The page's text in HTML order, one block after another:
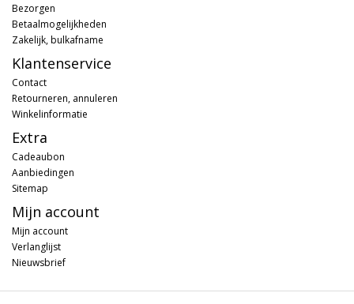
Bezorgen
Betaalmogelijkheden
Zakelijk, bulkafname
Klantenservice
Contact
Retourneren, annuleren
Winkelinformatie
Extra
Cadeaubon
Aanbiedingen
Sitemap
Mijn account
Mijn account
Verlanglijst
Nieuwsbrief